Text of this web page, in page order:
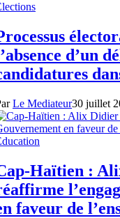
d’un
Le Mediateur30 juillet
Haïtien :
faveur de